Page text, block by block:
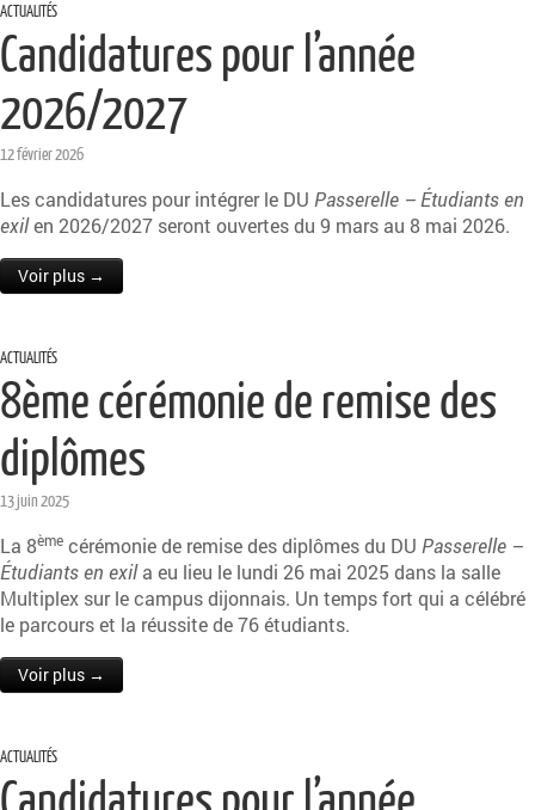
ACTUALITÉS
Candidatures pour l’année
2026/2027
12 février 2026
Les candidatures pour intégrer le DU Passerelle – Étudiants en
exilen 2026/2027 seront ouvertes du 9 mars au 8 mai 2026.
Voir plus →
ACTUALITÉS
8ème cérémonie de remise des
diplômes
13 juin 2025
La 8ème cérémonie de remise des diplômes du DU Passerelle –
Étudiants en exila eu lieu le lundi 26 mai 2025 dans la salle
Multiplex sur le campus dijonnais. Un temps fort qui a célébré
le parcours et la réussite de 76 étudiants.
Voir plus →
ACTUALITÉS
Candidatures pour l’année